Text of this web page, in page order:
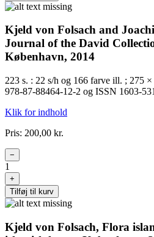
Kjeld von Folsach and
Journal of the David
København, 2014
223 s. : 22 s/h og 166 farve ill. ; 275
978-87-88464-12-2 og ISSN 1603-
Klik for indhold
Pris: 200,00 kr.
−
1
+
Tilføj til kurv
Kjeld von Folsach, Flora